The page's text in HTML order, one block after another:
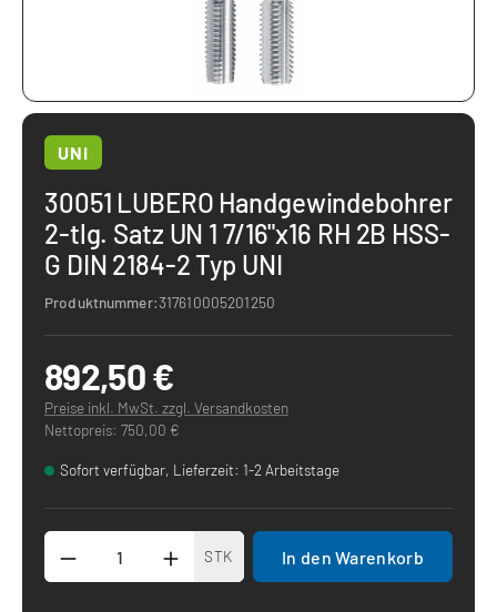
UNI
30051 LUBERO Handgewindebohrer
2-tlg. Satz UN 1 7/16"x16 RH 2B HSS-
G DIN 2184-2 Typ UNI
Produktnummer:317610005201250
892,50 €
Preise inkl. MwSt. zzgl. Versandkosten
Nettopreis: 750,00 €
Sofort verfügbar, Lieferzeit: 1-2 Arbeitstage
Produkt Anzahl: Gib den gewünschten
STK In den Warenkorb